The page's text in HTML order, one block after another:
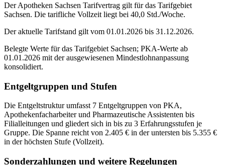
Der Apotheken Sachsen Tarifvertrag gilt für das Tarifgebiet
Sachsen. Die tarifliche Vollzeit liegt bei 40,0 Std./Woche.
Der aktuelle Tarifstand gilt vom 01.01.2026 bis 31.12.2026.
Belegte Werte für das Tarifgebiet Sachsen; PKA-Werte ab
01.01.2026 mit der ausgewiesenen Mindestlohnanpassung
konsolidiert.
Entgeltgruppen und Stufen
Die Entgeltstruktur umfasst 7 Entgeltgruppen von PKA,
Apothekenfacharbeiter und Pharmazeutische Assistenten bis
Filialleitungen und gliedert sich in bis zu 3 Erfahrungsstufen je
Gruppe. Die Spanne reicht von 2.405 € in der untersten bis 5.355 €
in der höchsten Stufe (Vollzeit).
Sonderzahlungen und weitere Regelungen